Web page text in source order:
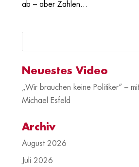
ab – aber Zahlen...
Neuestes Video
„Wir brauchen keine Politiker“ –
Michael Esfeld
Archiv
August 2026
Juli 2026